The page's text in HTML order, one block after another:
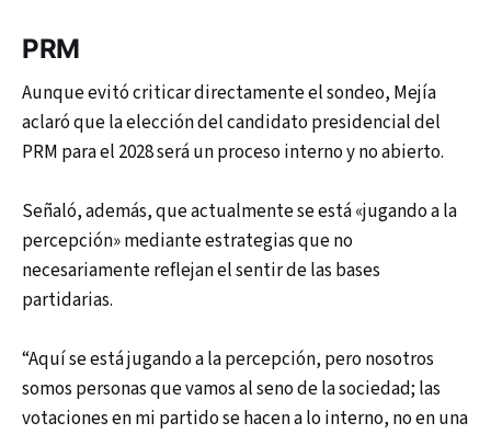
PRM
Aunque evitó criticar directamente el sondeo, Mejía
aclaró que la elección del candidato presidencial del
PRM para el 2028 será un proceso interno y no abierto.
Señaló, además, que actualmente se está «jugando a la
percepción» mediante estrategias que no
necesariamente reflejan el sentir de las bases
partidarias.
“Aquí se está jugando a la percepción, pero nosotros
somos personas que vamos al seno de la sociedad; las
votaciones en mi partido se hacen a lo interno, no en una